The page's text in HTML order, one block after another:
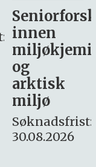
søker
– fast
Søknadsfrist:
16. august.